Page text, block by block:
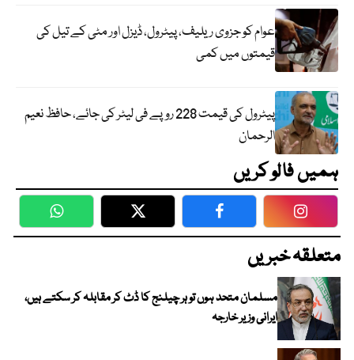
عوام کو جزوی ریلیف، پیٹرول، ڈیزل اور مٹی کے تیل کی
قیمتوں میں کمی
پیٹرول کی قیمت 228 روپے فی لیٹر کی جائے، حافظ نعیم
الرحمان
ہمیں فالو کریں
WhatsApp Twitter Facebook
متعلقہ خبریں
مسلمان متحد ہوں تو ہر چیلنج کا ڈٹ کر مقابلہ کر سکتے ہیں،
ایرانی وزیر خارجہ